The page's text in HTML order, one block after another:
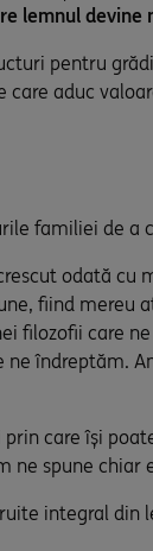
lemnul
pentru
aduc
familiei de a
odată
fiind mereu
filozofii care
îndreptăm.
care își
ne spune chiar
integral